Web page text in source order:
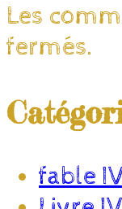
Les
fermés.
fable